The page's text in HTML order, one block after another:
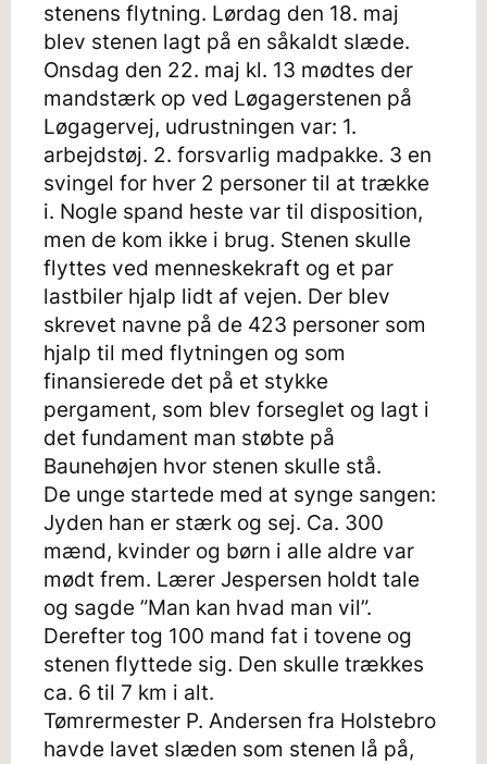
stenens flytning. Lørdag den 18. maj
blev stenen lagt på en såkaldt slæde.
Onsdag den 22. maj kl. 13 mødtes der
mandstærk op ved Løgagerstenen på
Løgagervej, udrustningen var: 1.
arbejdstøj. 2. forsvarlig madpakke. 3 en
svingel for hver 2 personer til at trække
i. Nogle spand heste var til disposition,
men de kom ikke i brug. Stenen skulle
flyttes ved menneskekraft og et par
lastbiler hjalp lidt af vejen. Der blev
skrevet navne på de 423 personer som
hjalp til med flytningen og som
finansierede det på et stykke
pergament, som blev forseglet og lagt i
det fundament man støbte på
Baunehøjen hvor stenen skulle stå.
De unge startede med at synge sangen:
Jyden han er stærk og sej. Ca. 300
mænd, kvinder og børn i alle aldre var
mødt frem. Lærer Jespersen holdt tale
og sagde ”Man kan hvad man vil”.
Derefter tog 100 mand fat i tovene og
stenen flyttede sig. Den skulle trækkes
ca. 6 til 7 km i alt.
Tømrermester P. Andersen fra Holstebro
havde lavet slæden som stenen lå på,